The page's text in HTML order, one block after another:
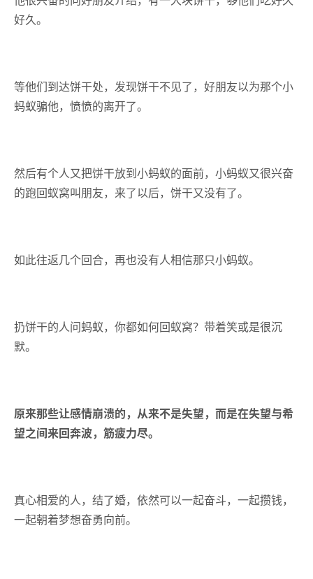
好久。
等他们到达饼干处，发现饼干不见了，好朋友以为那个小
蚂蚁骗他，愤愤的离开了。
然后有个人又把饼干放到小蚂蚁的面前，小蚂蚁又很兴奋
的跑回蚁窝叫朋友，来了以后，饼干又没有了。
如此往返几个回合，再也没有人相信那只小蚂蚁。
扔饼干的人问蚂蚁，你都如何回蚁窝？ 带着笑或是很沉
默。
原来那些让感情崩溃的，从来不是失望，而是在失望与希
望之间来回奔波，筋疲力尽。
真心相爱的人，结了婚，依然可以一起奋斗，一起攒钱，
一起朝着梦想奋勇向前。